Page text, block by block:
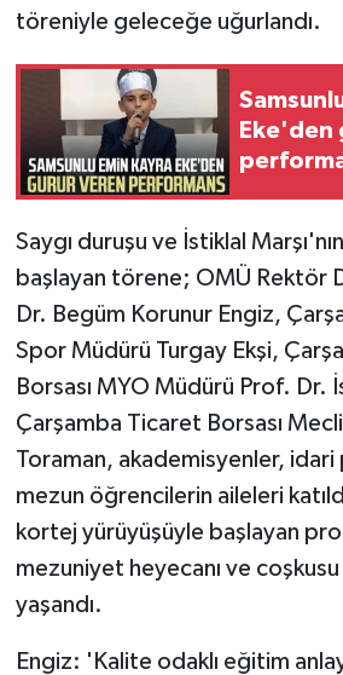
töreniyle geleceğe uğurlandı.
Eke'den
Saygı duruşu ve İstiklal
başlayan törene; OMÜ Rektör
Dr. Begüm Korunur Engiz,
Spor Müdürü Turgay Ekşi,
Borsası MYO Müdürü Prof. Dr.
Çarşamba Ticaret Borsası
Toraman, akademisyenler, idari
mezun öğrencilerin aileleri
kortej yürüyüşüyle başlayan
mezuniyet heyecanı ve
yaşandı.
Engiz: 'Kalite odaklı eğitim